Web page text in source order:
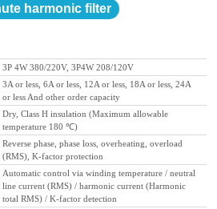
harmonic filter
3P 4W 380/220V, 3P4W 208/120V
3A or less, 6A or less, 12A or less, 18A or less, 24A
or less And other order capacity
Dry, Class H insulation (Maximum allowable
temperature 180 ℃)
Reverse phase, phase loss, overheating, overload
(RMS), K-factor protection
Automatic control via winding temperature / neutral
line current (RMS) / harmonic current (Harmonic
total RMS) / K-factor detection